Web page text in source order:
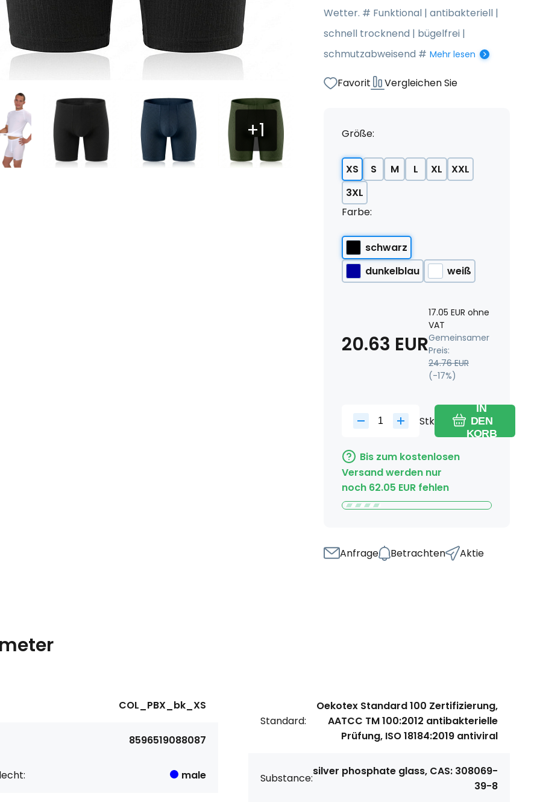
Wetter. # Funktional | antibakteriell |
schnell trocknend | bügelfrei |
schmutzabweisend # Mehr lesen
Favorit Vergleichen Sie
Größe:
XS S M L XL
XXL
3XL
Farbe:
schwarz
dunkelblau
weiß
20.63 EUR
17.05 EUR ohne
VAT
Gemeinsamer
Preis:
24.76 EUR
(-17%)
Stk
IN
DEN
KORB
Bis zum kostenlosen
Versand werden nur
noch 62.05 EUR fehlen
Anfrage Betrachten Aktie
COL_PBX_bk_XS
8596519088087
male
Standard:
Oekotex Standard 100 Zertifizierung,
AATCC TM 100:2012 antibakterielle
Prüfung, ISO 18184:2019 antiviral
Substance:
silver phosphate glass, CAS: 308069-
39-8